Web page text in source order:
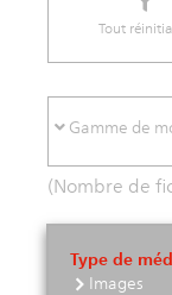
Tout
Gamme de
(Nombre de
Type de
Images